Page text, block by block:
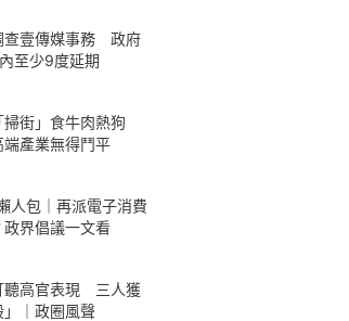
查壹傳媒事務 政府
至少9度延期
掃街」食牛肉熱狗
產業無得鬥平
人包｜再派電子消費
界倡議一文看
聽高官表現 三人獲
｜政圈風聲